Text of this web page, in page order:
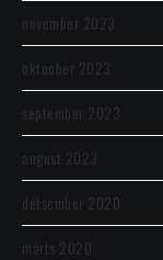
november 2023
oktoober 2023
september 2023
august 2023
detsember 2020
märts 2020